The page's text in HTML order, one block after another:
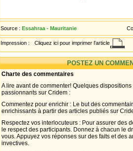
Source : Essahraa - Mauritanie
Impression : Cliquez ici pour imprimer l'article
POSTEZ UN
Charte des commentaires
A lire avant de commenter! Quelques
passionnants sur Cridem :
Commentez pour enrichir : Le but des
enrichissants à partir des articles publiés sur
Respectez vos interlocuteurs : Pour assurer des
le respect des participants. Donnez à chacun le
vous. Appuyez vos réponses sur des faits et des
invectives.